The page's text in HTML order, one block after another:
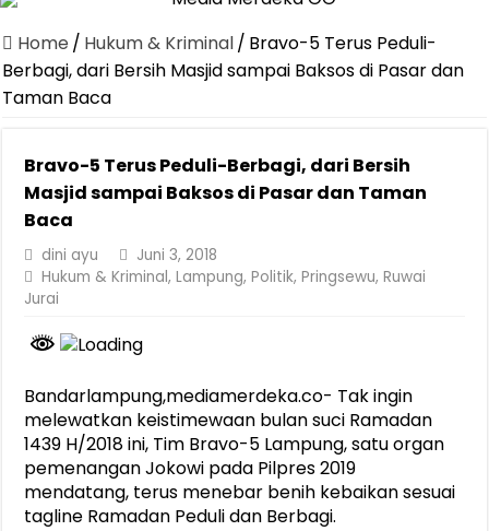
Home / Hukum & Kriminal/ Bravo-5 Terus Peduli-
Berbagi, dari Bersih Masjid sampai Baksos di Pasar dan
Taman Baca
Bravo-5 Terus Peduli-Berbagi, dari Bersih
Masjid sampai Baksos di Pasar dan Taman
Baca
dini ayu
Juni 3, 2018
Hukum & Kriminal,Lampung,Politik,Pringsewu,Ruwai
Jurai
Bandarlampung,mediamerdeka.co- Tak ingin
melewatkan keistimewaan bulan suci Ramadan
1439 H/2018 ini, Tim Bravo-5 Lampung, satu organ
pemenangan Jokowi pada Pilpres 2019
mendatang, terus menebar benih kebaikan sesuai
tagline Ramadan Peduli dan Berbagi.